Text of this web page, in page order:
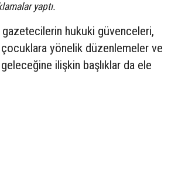
yaptı.
gazetecilerin hukuki güvenceleri,
yönelik düzenlemeler ve
geleceğine ilişkin başlıklar da ele